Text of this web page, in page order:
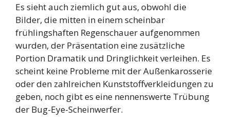
Es sieht auch ziemlich gut aus, obwohl die
Bilder, die mitten in einem scheinbar
frühlingshaften Regenschauer aufgenommen
wurden, der Präsentation eine zusätzliche
Portion Dramatik und Dringlichkeit verleihen. Es
scheint keine Probleme mit der Außenkarosserie
oder den zahlreichen Kunststoffverkleidungen zu
geben, noch gibt es eine nennenswerte Trübung
der Bug-Eye-Scheinwerfer.